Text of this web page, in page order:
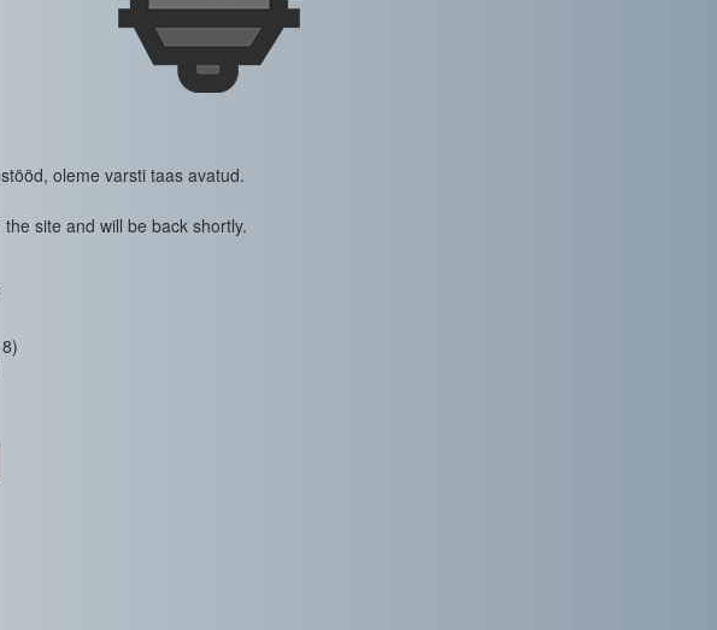
oleme varsti taas avatud.
site and will be back shortly.